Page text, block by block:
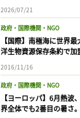
2026/07/21
政府・国際機関・NGO
【国際】南極海に世界
洋生物資源保存条約で加
2016/11/16
政府・国際機関・NGO
【ヨーロッパ】6月熱波
界全体でも2番目の暑さ